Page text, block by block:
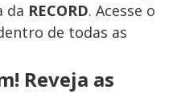
da RECORD. Acesse o
de todas as
Reveja as